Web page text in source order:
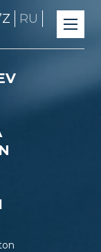
RU